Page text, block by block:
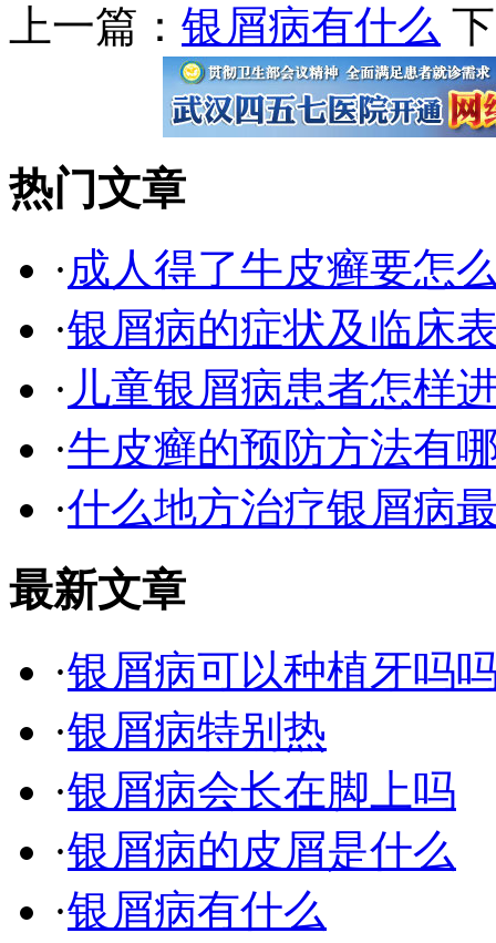
上一篇： 银屑病有什么
热门文章
·成人得了牛皮癣要怎
·银屑病的症状及临床
· 儿童银屑病患者怎样
·牛皮癣的预防方法有
·什么地方治疗银屑病
最新文章
·银屑病可以种植牙吗
·银屑病特别热
·银屑病会长在脚上吗
·银屑病的皮屑是什么
·银屑病有什么